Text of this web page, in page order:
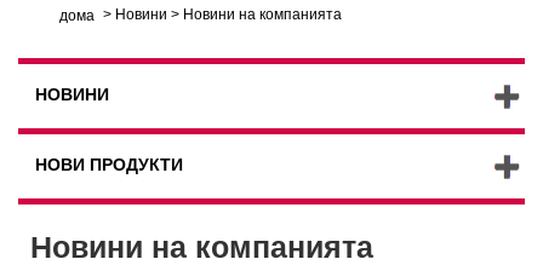
дома > Новини > Новини на компанията
НОВИНИ
НОВИ ПРОДУКТИ
Новини на компанията